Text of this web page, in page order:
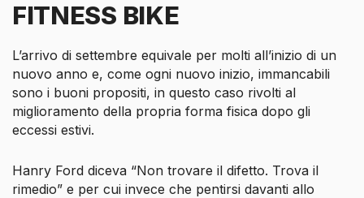
FITNESS BIKE
L’arrivo di settembre equivale per molti all’inizio di un
nuovo anno e, come ogni nuovo inizio, immancabili
sono i buoni propositi, in questo caso rivolti al
miglioramento della propria forma fisica dopo gli
eccessi estivi.
Hanry Ford diceva “Non trovare il difetto. Trova il
rimedio” e per cui invece che pentirsi davanti allo